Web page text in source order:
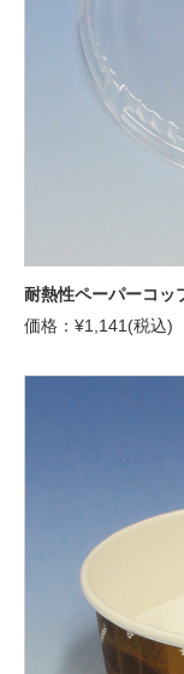
耐熱性ペーパーコ
価格：¥1,141(税込)